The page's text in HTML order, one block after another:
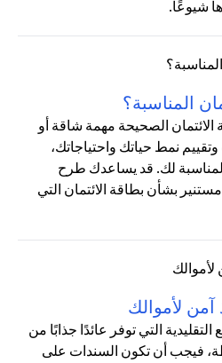
شيوعًا.
المناسبة؟
الائتمان الصحيحة مهمة شاقة أو
نمط حياتك واحتياجاتك،
لك. قد يساعدك طرح
مستنير بشأن بطاقة الائتمان التي
آمن لأموالك
التي توفر عائدًا جذابًا من
فيجب أن تكون السندات على